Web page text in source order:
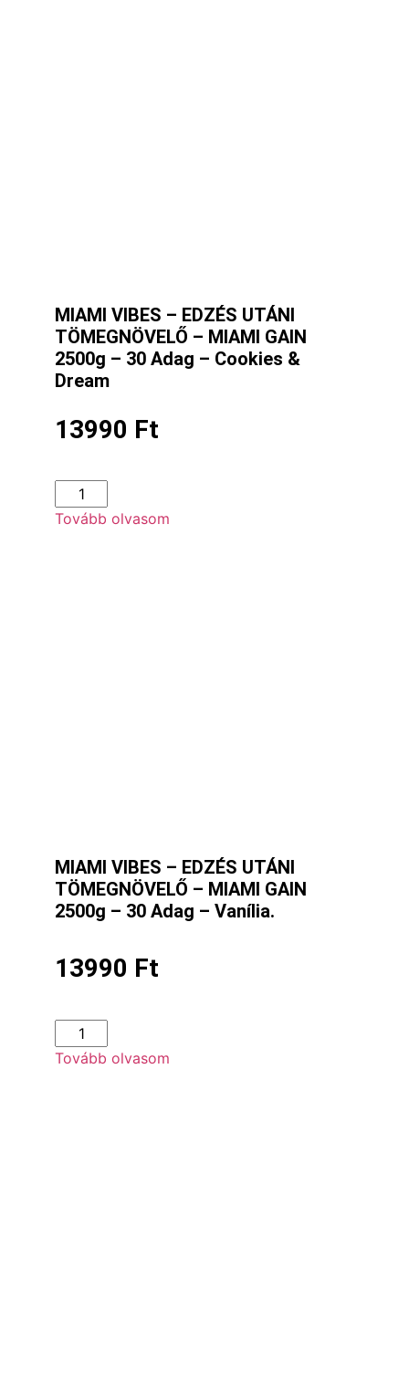
MIAMI VIBES – EDZÉS UTÁNI
TÖMEGNÖVELŐ – MIAMI GAIN
2500g – 30 Adag – Cookies &
Dream
13990 Ft
Tovább olvasom
MIAMI VIBES – EDZÉS UTÁNI
TÖMEGNÖVELŐ – MIAMI GAIN
2500g – 30 Adag – Vanília.
13990 Ft
Tovább olvasom